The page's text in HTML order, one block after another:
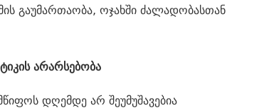
გაუმართაობა, ოჯახში ძალადობასთან
არარსებობა
დღემდე არ შეუმუშავებია